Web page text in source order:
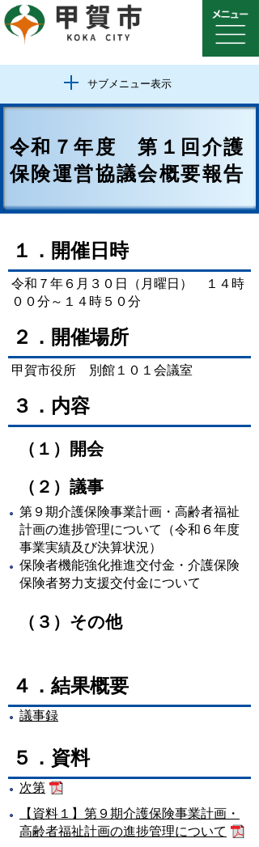
サブメニュー表示
令和７年度 第１回介護
保険運営協議会概要報告
１．開催日時
令和７年６月３０日（月曜日） １４時
００分～１４時５０分
２．開催場所
甲賀市役所 別館１０１会議室
３．内容
（１）開会
（２）議事
第９期介護保険事業計画・高齢者福祉
計画の進捗管理について（令和６年度
事業実績及び決算状況）
保険者機能強化推進交付金・介護保険
保険者努力支援交付金について
（３）その他
４．結果概要
議事録
５．資料
次第
【資料１】第９期介護保険事業計画・
高齢者福祉計画の進捗管理について